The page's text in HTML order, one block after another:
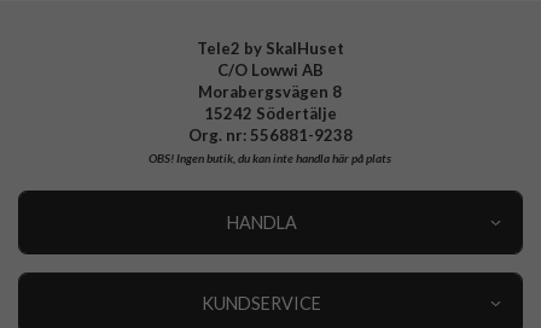
Tele2 by SkalHuset
C/O Lowwi AB
Morabergsvägen 8
15242 Södertälje
Org. nr: 556881-9238
OBS!Ingen butik, du kan inte handla här på plats
HANDLA
KUNDSERVICE